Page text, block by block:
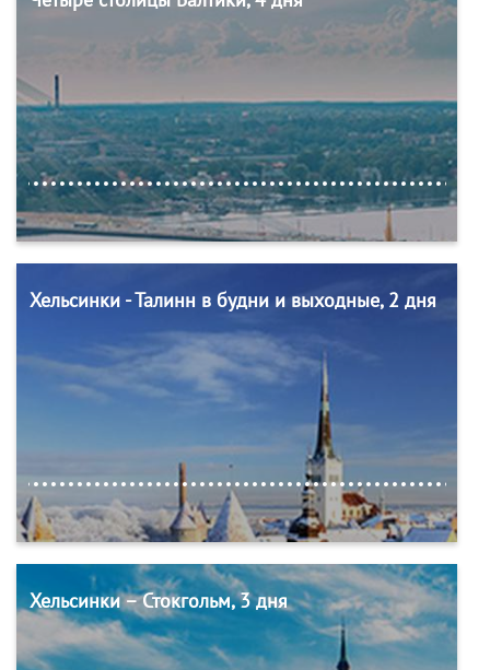
Хельсинки - Талинн в будни и выходные, 2 дня
Хельсинки – Стокгольм, 3 дня